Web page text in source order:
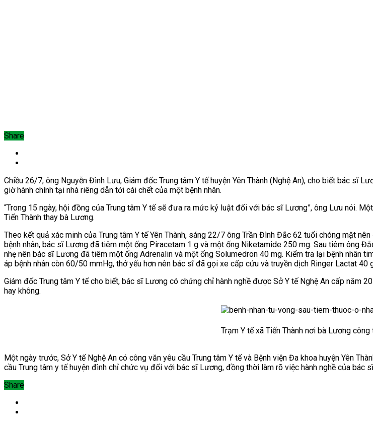
Share
Chiều 26/7, ông Nguyễn Đình Lưu, Giám đốc Trung tâm Y tế huyện Yên Thành (Nghệ An), cho biết bác sĩ
giờ hành chính tại nhà riêng dẫn tới cái chết của một bệnh nhân.
“Trong 15 ngày, hội đồng của Trung tâm Y tế sẽ đưa ra mức kỷ luật đối với bác sĩ Lương”, ông Lưu nói. M
Tiến Thành thay bà Lương.
Theo kết quả xác minh của Trung tâm Y tế Yên Thành, sáng 22/7 ông Trần Đình Đắc 62 tuổi chóng mặt
bệnh nhân, bác sĩ Lương đã tiêm một ống Piracetam 1 g và một ống Niketamide 250 mg. Sau tiêm ông
nhẹ nên bác sĩ Lương đã tiêm một ống Adrenalin và một ống Solumedron 40 mg. Kiểm tra lại bệnh nhân
áp bệnh nhân còn 60/50 mmHg, thở yếu hơn nên bác sĩ đã gọi xe cấp cứu và truyền dịch Ringer Lactat 40
Giám đốc Trung tâm Y tế cho biết, bác sĩ Lương có chứng chỉ hành nghề được Sở Y tế Nghệ An cấp năm
hay không.
Trạm Y tế xã Tiến Thành nơi bà Lương công
Một ngày trước, Sở Y tế Nghệ An có công văn yêu cầu Trung tâm Y tế và Bệnh viện Đa khoa huyện Yên
cầu Trung tâm y tế huyện đình chỉ chức vụ đối với bác sĩ Lương, đồng thời làm rõ việc hành nghề của bác
Share